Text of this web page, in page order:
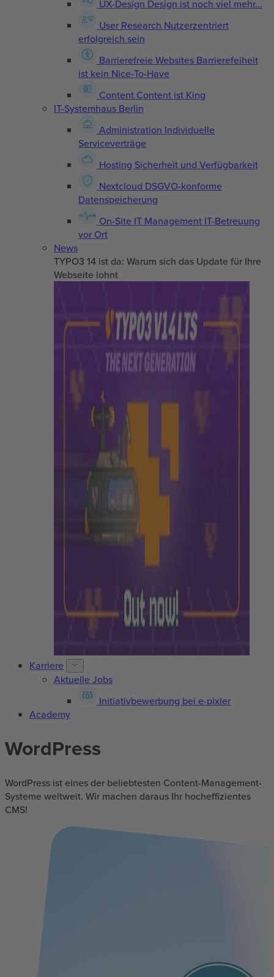
UX-Design Design ist noch viel mehr...
User Research Nutzerzentriert
erfolgreich sein
Barrierefreie Websites Barrierefeiheit
ist kein Nice-To-Have
Content Content ist King
IT-Systemhaus Berlin
Administration Individuelle
Serviceverträge
Hosting Sicherheit und Verfügbarkeit
Nextcloud DSGVO-konforme
Datenspeicherung
On-Site IT Management IT-Betreuung
vor Ort
News
TYPO3 14 ist da: Warum sich das Update für Ihre
Webseite lohnt
Karriere
Aktuelle Jobs
Initiativbewerbung bei e-pixler
Academy
WordPress
WordPress ist eines der beliebtesten Content-Management-
Systeme weltweit. Wir machen daraus Ihr hocheffizientes
CMS!